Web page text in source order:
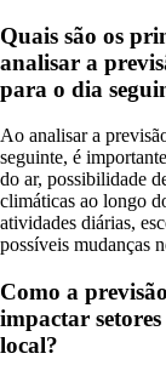
Quais são os
analisar a
para o dia
Ao analisar a
seguinte, é
do ar, possibilidade
climáticas ao longo
atividades diárias,
possíveis mudanças
Como a
impactar
local?